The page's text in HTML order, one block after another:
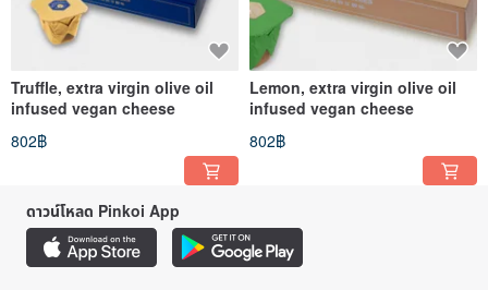
Truffle, extra virgin olive oil
infused vegan cheese
802฿
Lemon, extra virgin olive oil
infused vegan cheese
802฿
ดาวน์โหลด Pinkoi App